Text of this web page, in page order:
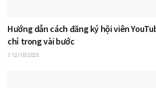
Hướng dẫn cách đăng ký hội viên
chỉ trong vài bước
12/10/2025